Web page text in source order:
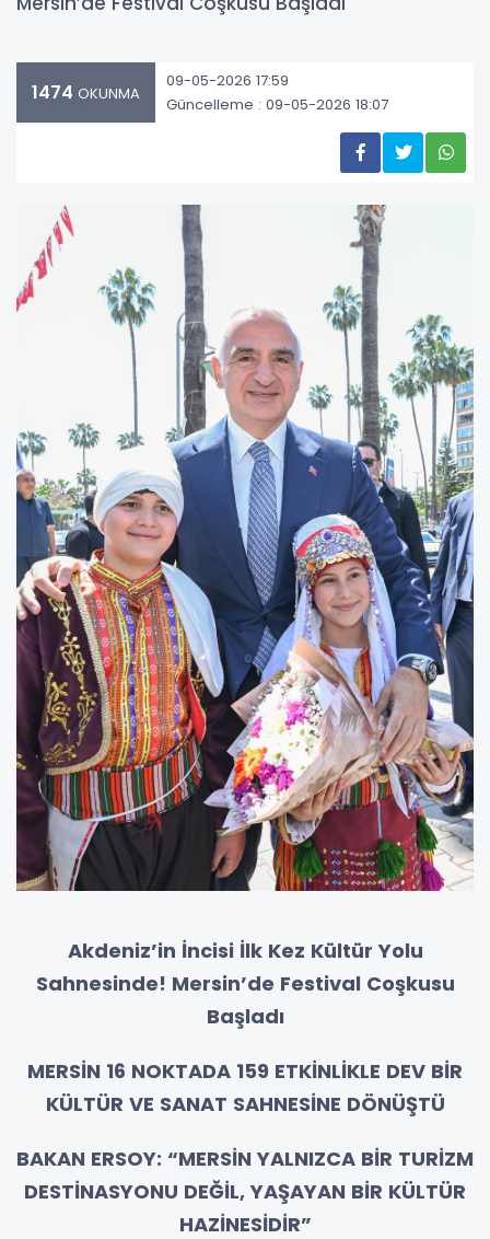
1474 OKUNMA
09-05-2026 17:59
Güncelleme : 09-05-2026 18:07
Akdeniz’in İncisi İlk Kez Kültür Yolu
Sahnesinde! Mersin’de Festival Coşkusu
Başladı
MERSİN 16 NOKTADA 159 ETKİNLİKLE DEV BİR
KÜLTÜR VE SANAT SAHNESİNE DÖNÜŞTÜ
BAKAN ERSOY: “MERSİN YALNIZCA BİR TURİZM
DESTİNASYONU DEĞİL, YAŞAYAN BİR KÜLTÜR
HAZİNESİDİR”